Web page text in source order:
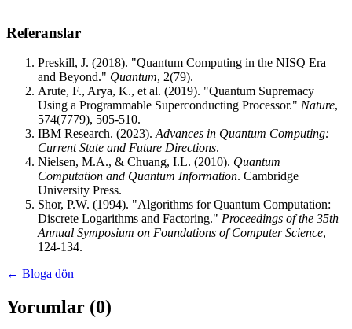
Referanslar
Preskill, J. (2018). "Quantum Computing in the NISQ Era
and Beyond." Quantum, 2(79).
Arute, F., Arya, K., et al. (2019). "Quantum Supremacy
Using a Programmable Superconducting Processor." Nature,
574(7779), 505-510.
IBM Research. (2023). Advances in Quantum Computing:
Current State and Future Directions.
Nielsen, M.A., & Chuang, I.L. (2010). Quantum
Computation and Quantum Information. Cambridge
University Press.
Shor, P.W. (1994). "Algorithms for Quantum Computation:
Discrete Logarithms and Factoring." Proceedings of the 35th
Annual Symposium on Foundations of Computer Science,
124-134.
← Bloga dön
Yorumlar (0)